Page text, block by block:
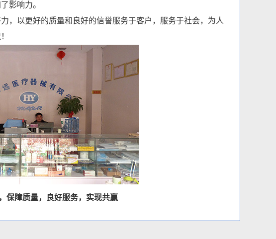
了影响力。
以更好的质量和良好的信誉服务于客户，服务于社会，为人
保障质量，良好服务，实现共赢